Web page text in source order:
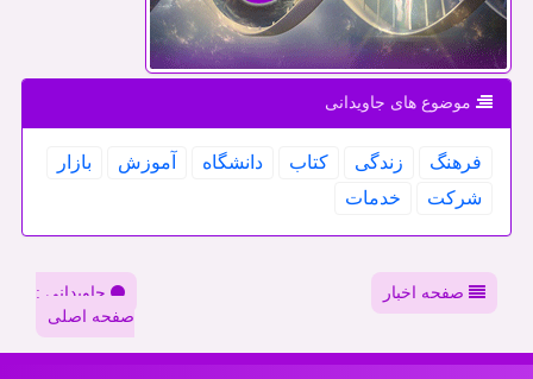
موضوع های جاویدانی
فرهنگ زندگی كتاب دانشگاه آموزش
بازار
شركت
خدمات
صفحه اخبار
جاویدانی :
صفحه اصلی